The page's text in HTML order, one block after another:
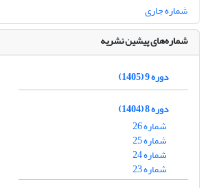
شماره جاری
شماره‌های پیشین نشریه
دوره 9 (1405)
دوره 8 (1404)
شماره 26
شماره 25
شماره 24
شماره 23